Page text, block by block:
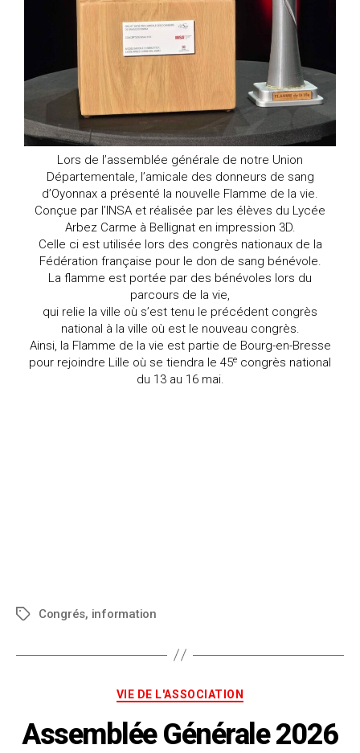
Lors de l’assemblée générale de notre Union
Départementale, l’amicale des donneurs de sang
d’Oyonnax a présenté la nouvelle Flamme de la vie.
Conçue par l’INSA et réalisée par les élèves du Lycée
Arbez Carme à Bellignat en impression 3D.
Celle ci est utilisée lors des congrès nationaux de la
Fédération française pour le don de sang bénévole.
La flamme est portée par des bénévoles lors du
parcours de la vie,
qui relie la ville où s’est tenu le précédent congrès
national à la ville où est le nouveau congrès.
Ainsi, la Flamme de la vie est partie de Bourg-en-Bresse
pour rejoindre Lille où se tiendra le 45e congrès national
du 13 au 16 mai.
Congrés, information
VIE DE L'ASSOCIATION
Assemblée Générale 2026